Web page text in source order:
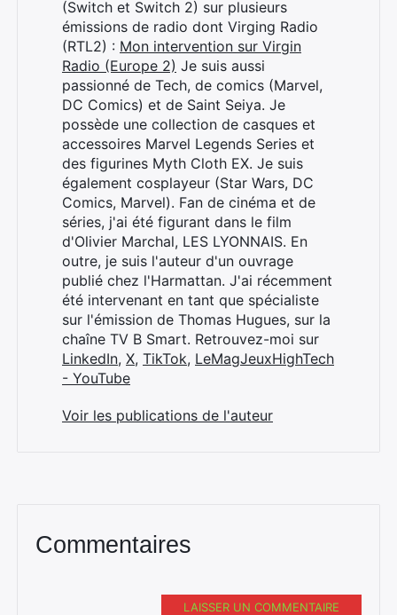
(Switch et Switch 2) sur plusieurs
émissions de radio dont Virging Radio
(RTL2) : Mon intervention sur Virgin
Radio (Europe 2) Je suis aussi
passionné de Tech, de comics (Marvel,
DC Comics) et de Saint Seiya. Je
possède une collection de casques et
accessoires Marvel Legends Series et
des figurines Myth Cloth EX. Je suis
également cosplayeur (Star Wars, DC
Comics, Marvel). Fan de cinéma et de
séries, j'ai été figurant dans le film
d'Olivier Marchal, LES LYONNAIS. En
outre, je suis l'auteur d'un ouvrage
publié chez l'Harmattan. J'ai récemment
été intervenant en tant que spécialiste
sur l'émission de Thomas Hugues, sur la
chaîne TV B Smart. Retrouvez-moi sur
LinkedIn, X, TikTok, LeMagJeuxHighTech
- YouTube
Voir les publications de l'auteur
Commentaires
LAISSER UN COMMENTAIRE